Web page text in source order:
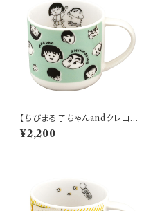
【ちびまる子ちゃんandクレヨン
しんちゃん】マグ(フェイス)【CM
CS10】【ちびまる子ちゃんandク
¥2,200